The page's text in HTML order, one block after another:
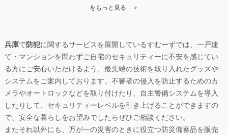
をもっと見る ＞
兵庫で防犯に関するサービスを展開しているすむーずでは、一戸建
て・マンションを問わずご自宅のセキュリティーに不安を感じてい
る方にご安心いただけるよう、最先端の技術を取り入れたグッズや
システムをご案内しております。不審者の侵入を防止するためのカ
メラやオートロックなどを取り付けたり、自主警備システムを導入
したりして、セキュリティーレベルを引き上げることができますの
で、安全な暮らしをお望みでしたらぜひご相談ください。
またそれ以外にも、万が一の災害のときに役立つ防災備蓄品を販売